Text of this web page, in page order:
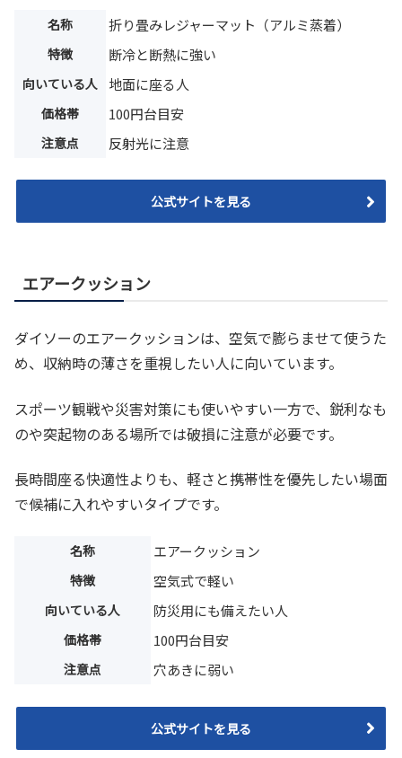
名称 折り畳みレジャーマット（アルミ蒸着）
特徴 断冷と断熱に強い
向いている人 地面に座る人
価格帯 100円台目安
注意点 反射光に注意
公式サイトを見る
エアークッション
ダイソーのエアークッションは、空気で膨らませて使うた
め、収納時の薄さを重視したい人に向いています。
スポーツ観戦や災害対策にも使いやすい一方で、鋭利なも
のや突起物のある場所では破損に注意が必要です。
長時間座る快適性よりも、軽さと携帯性を優先したい場面
で候補に入れやすいタイプです。
名称 エアークッション
特徴 空気式で軽い
向いている人 防災用にも備えたい人
価格帯 100円台目安
注意点 穴あきに弱い
公式サイトを見る